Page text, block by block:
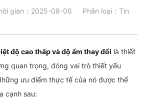
gian：2025-08-06
Phân loại：Tin
độ cao thấp và độ ẩm thay đổi là thiết
quan trọng, đóng vai trò thiết yếu
ưu điểm thực tế của nó được thể
cạnh sau: